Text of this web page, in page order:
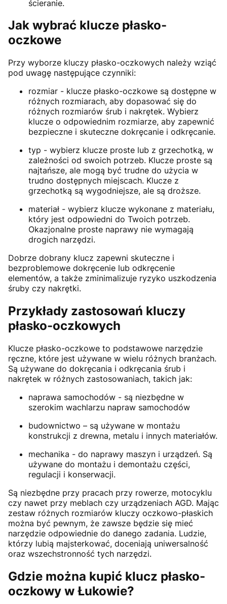
ścieranie.
Jak wybrać klucze płasko-
oczkowe
Przy wyborze kluczy płasko-oczkowych należy wziąć
pod uwagę następujące czynniki:
rozmiar - klucze płasko-oczkowe są dostępne w
różnych rozmiarach, aby dopasować się do
różnych rozmiarów śrub i nakrętek. Wybierz
klucze o odpowiednim rozmiarze, aby zapewnić
bezpieczne i skuteczne dokręcanie i odkręcanie.
typ - wybierz klucze proste lub z grzechotką, w
zależności od swoich potrzeb. Klucze proste są
najtańsze, ale mogą być trudne do użycia w
trudno dostępnych miejscach. Klucze z
grzechotką są wygodniejsze, ale są droższe.
materiał - wybierz klucze wykonane z materiału,
który jest odpowiedni do Twoich potrzeb.
Okazjonalne proste naprawy nie wymagają
drogich narzędzi.
Dobrze dobrany klucz zapewni skuteczne i
bezproblemowe dokręcenie lub odkręcenie
elementów, a także zminimalizuje ryzyko uszkodzenia
śruby czy nakrętki.
Przykłady zastosowań kluczy
płasko-oczkowych
Klucze płasko-oczkowe to podstawowe narzędzie
ręczne, które jest używane w wielu różnych branżach.
Są używane do dokręcania i odkręcania śrub i
nakrętek w różnych zastosowaniach, takich jak:
naprawa samochodów - są niezbędne w
szerokim wachlarzu napraw samochodów
budownictwo – są używane w montażu
konstrukcji z drewna, metalu i innych materiałów.
mechanika - do naprawy maszyn i urządzeń. Są
używane do montażu i demontażu części,
regulacji i konserwacji.
Są niezbędne przy pracach przy rowerze, motocyklu
czy nawet przy meblach czy urządzeniach AGD. Mając
zestaw różnych rozmiarów kluczy oczkowo-płaskich
można być pewnym, że zawsze będzie się mieć
narzędzie odpowiednie do danego zadania. Ludzie,
którzy lubią majsterkować, doceniają uniwersalność
oraz wszechstronność tych narzędzi.
Gdzie można kupić klucz płasko-
oczkowy w Łukowie?